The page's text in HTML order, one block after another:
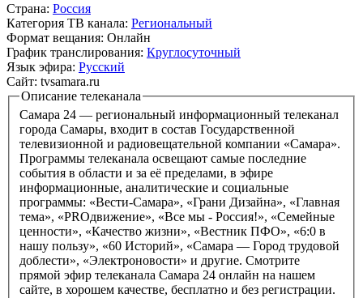
Страна: Россия
Категория ТВ канала: Региональный
Формат вещания: Онлайн
График транслирования: Круглосуточный
Язык эфира: Русский
Сайт: tvsamara.ru
Описание телеканала
Самара 24 — региональный информационный телеканал
города Самары, входит в состав Государственной
телевизионной и радиовещательной компании «Самара».
Программы телеканала освещают самые последние
события в области и за её пределами, в эфире
информационные, аналитические и социальные
программы: «Вести-Самара», «Грани Дизайна», «Главная
тема», «PROдвижение», «Все мы - Россия!», «Семейные
ценности», «Качество жизни», «Вестник ПФО», «6:0 в
нашу пользу», «60 Историй», «Самара — Город трудовой
доблести», «Электроновости» и другие. Смотрите
прямой эфир телеканала Самара 24 онлайн на нашем
сайте, в хорошем качестве, бесплатно и без регистрации.